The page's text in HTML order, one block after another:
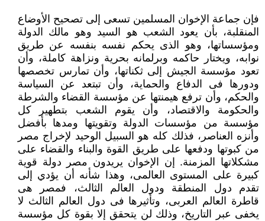
فإن جماعة الإخوان المسلمين تسعى إلى تصحيح الأوضاع
المنقلبة، بأن يعود الشعب هو السيد وهو مالك الدولة
ومؤسساتها، وهو الذى يحكم نفسه بنفسه عن طريق
نوابه، ويختار حاكمه وبرلمانه بحرية ونزاهة كاملة، وأن
تعود مؤسسة الجيش إلى ثكناتها، وأن تمارس تخصصها
ودورها فى الدفاع والحماية، وأن تبتعد عن السياسة
والحكم، وأن ترفع هيمنتها عن مؤسسة القضاء والشرطة
والحكومة والاقتصاد، وأن يقوم الشعب بتطهير كل
مؤسسة من مؤسسات الدولة وتقويتها ومدها بأفضل
وأنزه العناصر، فذلك كله هو السبيل الوحيد لإخراج مصر
من كبوتها ودفعها على طريق القوة والبناء والقضاء على
مشكلاتها المزمنة. إن الإخوان يريدون مصر دولة قوية
كبيرة على المستوى العالمى، وهذا شأنه أن يؤدي إلى
تقدم دول المنطقة ودول العالم الثالث، فمصر هى
قاطرة العالم العربى، وتأثيرها فى دول العالم الثالث لا
يخفى عبر التاريخ، وذلك لن يتحقق إلا بقوة كل مؤسسة